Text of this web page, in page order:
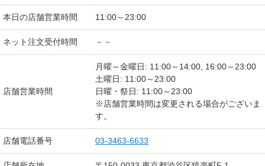
本日の店舗営業時間 11:00～23:00
ネット注文受付時間 －－
店舗営業時間
月曜～金曜日: 11:00～14:00, 16:00～23:00
土曜日: 11:00～23:00
日曜・祭日: 11:00～23:00
※店舗営業時間は変更される場合がございま
す。
店舗電話番号 03-3463-6633